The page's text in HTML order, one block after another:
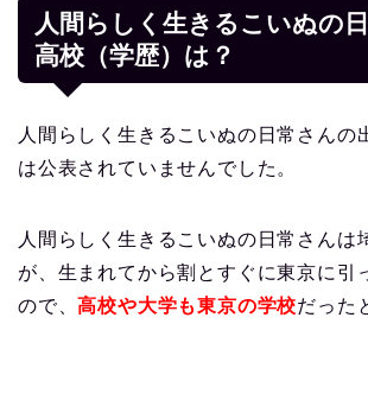
人間らしく生きるこいぬの
高校（学歴）は？
人間らしく生きるこいぬの日常さんの
は公表されていませんでした。
人間らしく生きるこいぬの日常さんは
が、生まれてから割とすぐに東京に引
ので、高校や大学も東京の学校だった